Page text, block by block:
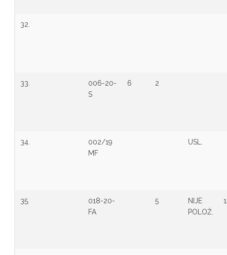
32.
33.
006-20-
S
6 2
34.
002/19
MF
USL.
35.
018-20-
FA
5
NIJE
POLOŽ.